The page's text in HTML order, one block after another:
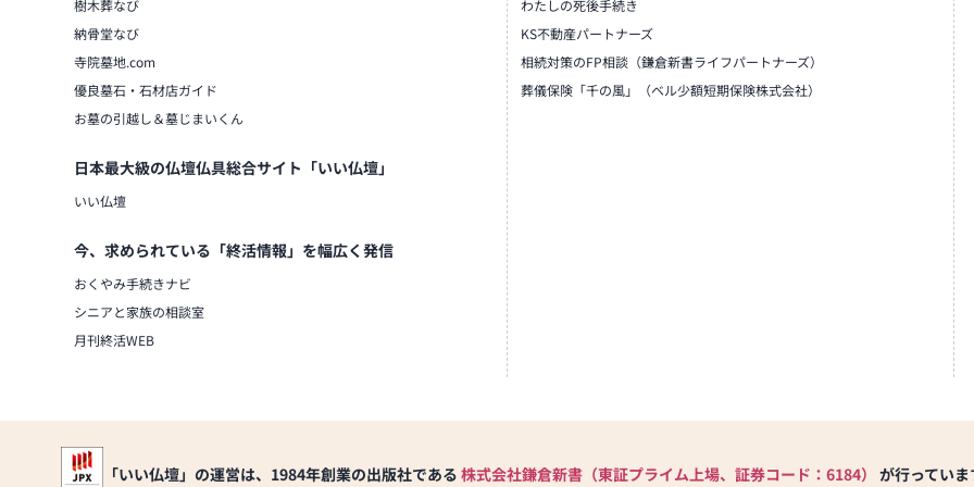
樹木葬なび
納骨堂なび
寺院墓地.com
優良墓石・石材店ガイド
お墓の引越し＆墓じまいくん
日本最大級の仏壇仏具総合サイト「いい仏壇」
いい仏壇
今、求められている「終活情報」を幅広く発信
おくやみ手続きナビ
シニアと家族の相談室
月刊終活WEB
わたしの死後手続き
KS不動産パートナーズ
相続対策のFP相談（鎌倉新書ライフパートナーズ）
葬儀保険「千の風」（ベル少額短期保険株式会社）
「いい仏壇」の運営は、1984年創業の出版社である 株式会社鎌倉新書（東証プライム上場、証券コード：6184） が行っていま